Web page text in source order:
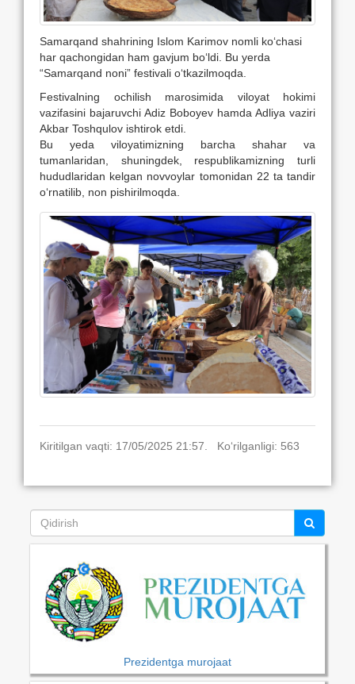
Samarqand shahrining Islom Karimov nomli ko‘chasi
har qachongidan ham gavjum bo‘ldi. Bu yerda
“Samarqand noni” festivali o‘tkazilmoqda.
Festivalning ochilish marosimida viloyat hokimi
vazifasini bajaruvchi Adiz Boboyev hamda Adliya vaziri
Akbar Toshqulov ishtirok etdi.
Bu yeda viloyatimizning barcha shahar va
tumanlaridan, shuningdek, respublikamizning turli
hududlaridan kelgan novvoylar tomonidan 22 ta tandir
o‘rnatilib, non pishirilmoqda.
Kiritilgan vaqti: 17/05/2025 21:57. Ko‘rilganligi: 563
Prezidentga murojaat